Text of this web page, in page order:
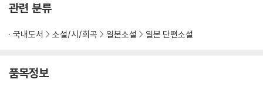
관련 분류
국내도서 소설/시/희곡 일본소설 일본 단편소설
품목정보